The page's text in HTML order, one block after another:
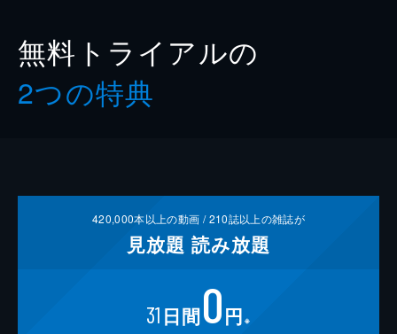
無料トライアルの
2つの特典
420,000本以上の動画 /210誌以上の雑誌が
見放題 読み放題
31 日間0円 ※